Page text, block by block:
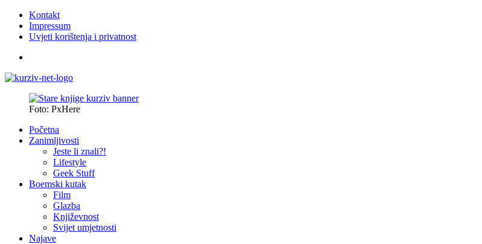
Kontakt
Impressum
Uvjeti korištenja i privatnost
Foto: PxHere
Početna
Zanimljivosti
Jeste li znali?!
Lifestyle
Geek Stuff
Boemski kutak
Film
Glazba
Književnost
Svijet umjetnosti
Najave